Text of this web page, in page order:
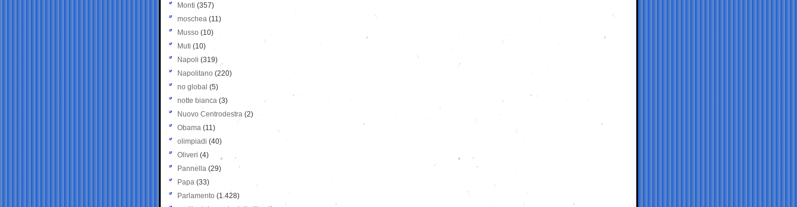
Monti (357)
moschea (11)
Musso (10)
Muti (10)
Napoli (319)
Napolitano (220)
no global (5)
notte bianca (3)
Nuovo Centrodestra (2)
Obama (11)
olimpiadi (40)
Oliveri (4)
Pannella (29)
Papa (33)
Parlamento (1.428)